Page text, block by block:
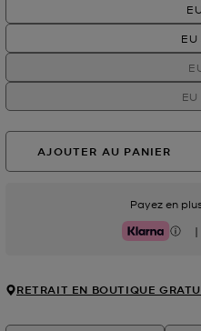
EU
AJOUTER AU PANIER
Payez en
Klarna |
RETRAIT EN BOUTIQUE